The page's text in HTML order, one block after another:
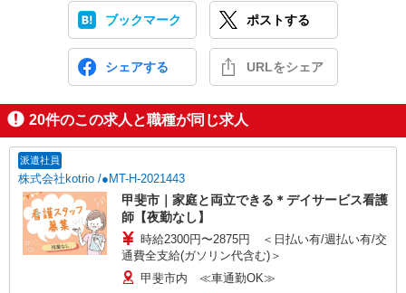
ブックマーク ポストする
シェアする URLをシェア
20件のこの求人と職種が同じ求人
派遣社員
株式会社kotrio /●MT-H-2021443
甲斐市｜家庭と両立できる＊デイサービス看護
師【夜勤なし】
時給2300円〜2875円 ＜日払い有/週払い有/交
通費全支給(ガソリン代含む)＞
甲斐市内 ≪車通勤OK≫